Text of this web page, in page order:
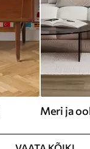
Meri ja